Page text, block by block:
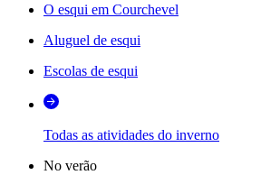
O esqui em Courchevel
Aluguel de esqui
Escolas de esqui
Todas as atividades do inverno
No verão